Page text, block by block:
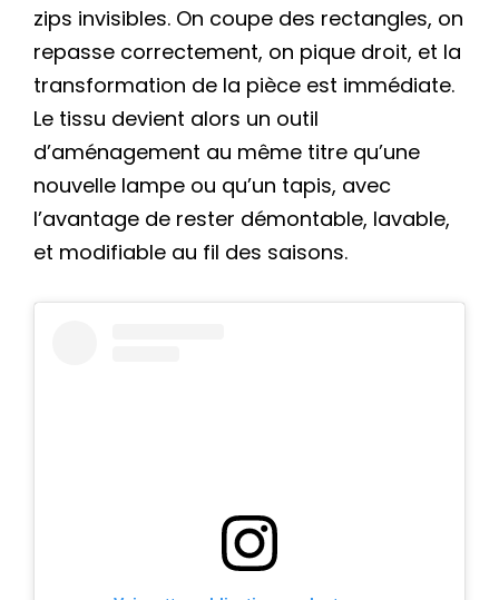
zips invisibles. On coupe des rectangles, on
repasse correctement, on pique droit, et la
transformation de la pièce est immédiate.
Le tissu devient alors un outil
d’aménagement au même titre qu’une
nouvelle lampe ou qu’un tapis, avec
l’avantage de rester démontable, lavable,
et modifiable au fil des saisons.